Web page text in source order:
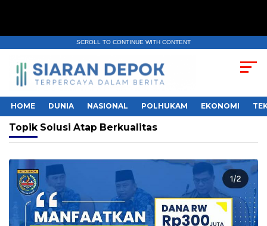
SCROLL TO CONTINUE WITH CONTENT
HOME DUNIA NASIONAL POLHUKAM EKONOMI
Topik Solusi Atap Berkualitas